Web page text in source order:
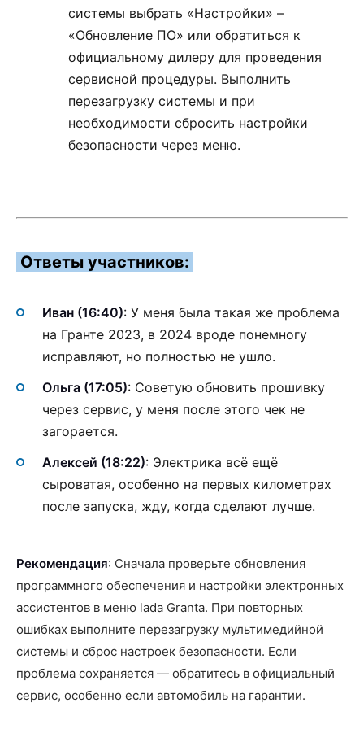
системы выбрать «Настройки» –
«Обновление ПО» или обратиться к
официальному дилеру для проведения
сервисной процедуры. Выполнить
перезагрузку системы и при
необходимости сбросить настройки
безопасности через меню.
Ответы участников:
Иван (16:40): У меня была такая же проблема
на Гранте 2023, в 2024 вроде понемногу
исправляют, но полностью не ушло.
Ольга (17:05): Советую обновить прошивку
через сервис, у меня после этого чек не
загорается.
Алексей (18:22): Электрика всё ещё
сыроватая, особенно на первых километрах
после запуска, жду, когда сделают лучше.
Рекомендация: Сначала проверьте обновления
программного обеспечения и настройки электронных
ассистентов в меню lada Granta. При повторных
ошибках выполните перезагрузку мультимедийной
системы и сброс настроек безопасности. Если
проблема сохраняется — обратитесь в официальный
сервис, особенно если автомобиль на гарантии.